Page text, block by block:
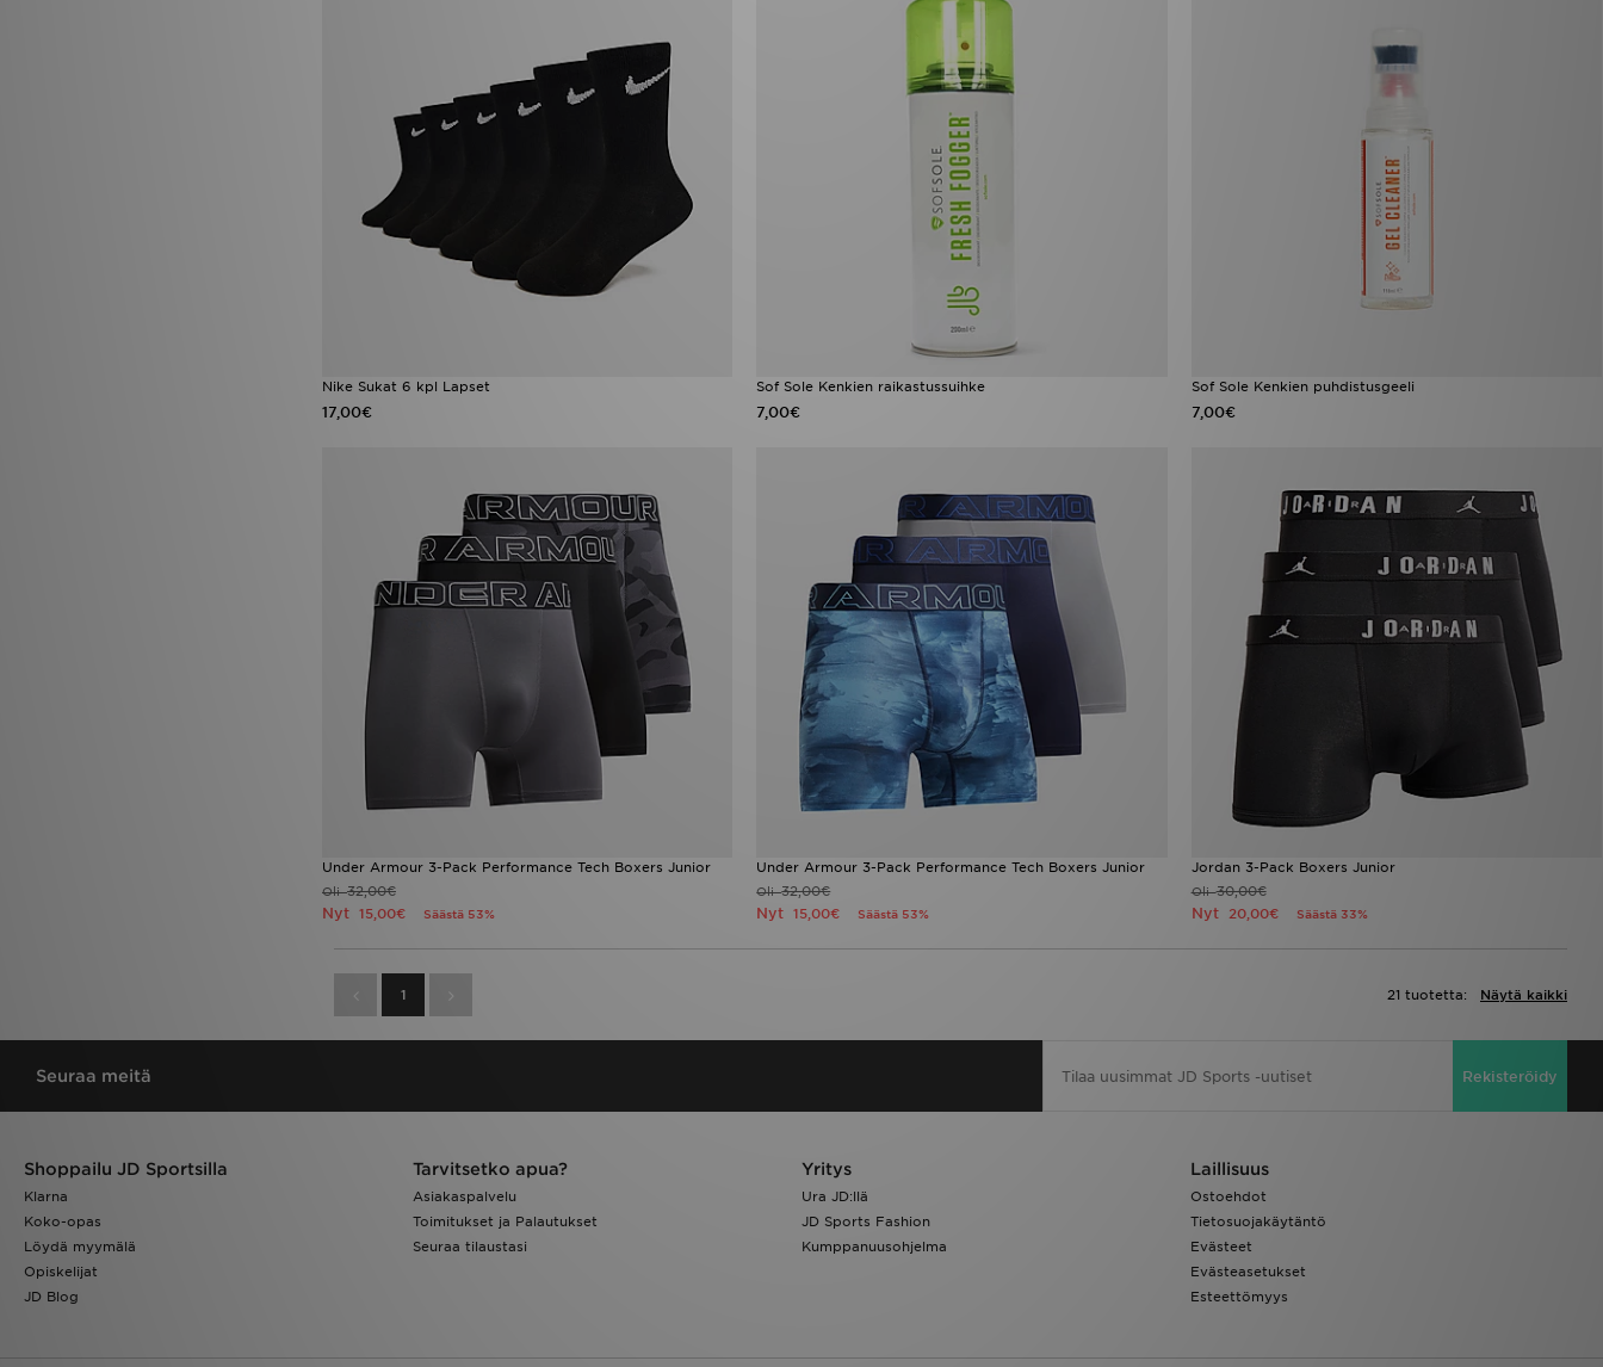
Nike Sukat 6 kpl Lapset
17,00€
Sof Sole Kenkien raikastussuihke
7,00€
Sof Sole Kenkien puhdistusgeeli
7,00€
Under Armour 3-Pack Performance Tech Boxers Junior
Oli32,00€
Nyt 15,00€ Säästä 53%
Under Armour 3-Pack Performance Tech Boxers Junior
Oli32,00€
Nyt15,00€ Säästä 53%
Jordan 3-Pack Boxers Junior
Oli30,00€
Nyt 20,00€ Säästä 33%
1 Näytä kaikki
21 tuotetta:
Seuraa meitä Rekisteröidy
Shoppailu JD Sportsilla
Klarna
Koko-opas
Löydä myymälä
Opiskelijat
JD Blog
Tarvitsetko apua?
Asiakaspalvelu
Toimitukset ja Palautukset
Seuraa tilaustasi
Yritys
Ura JD:llä
JD Sports Fashion
Kumppanuusohjelma
Laillisuus
Ostoehdot
Tietosuojakäytäntö
Evästeet
Evästeasetukset
Esteettömyys